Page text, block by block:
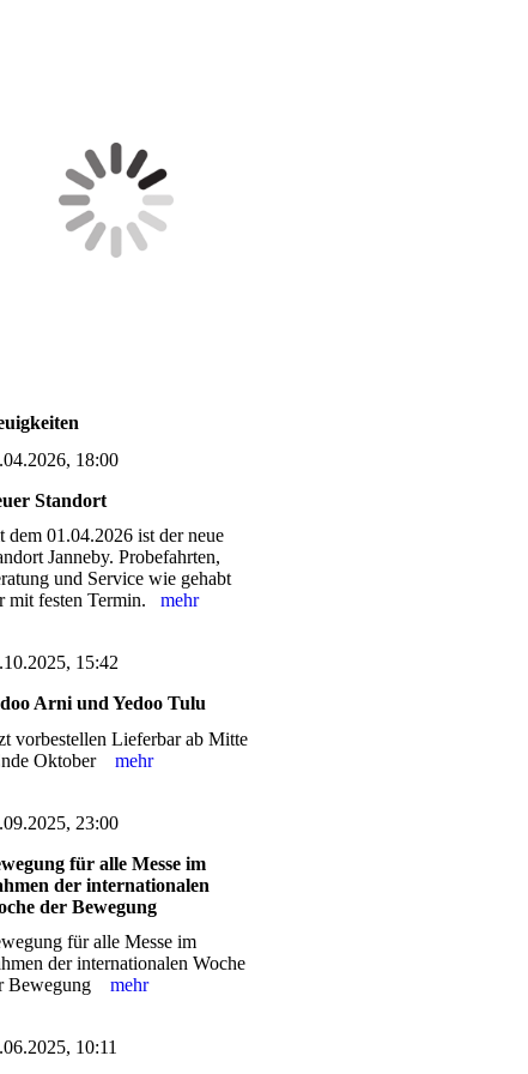
18:00
Standort
dem 01.04.2026 ist der neue
Janneby. Probefahrten,
und Service wie gehabt
mit festen Termin. mehr
15:42
Arni und Yedoo Tulu
vorbestellen Lieferbar ab Mitte
Oktober mehr
23:00
für alle Messe im
der internationalen
der Bewegung
für alle Messe im
der internationalen Woche
Bewegung mehr
10:11